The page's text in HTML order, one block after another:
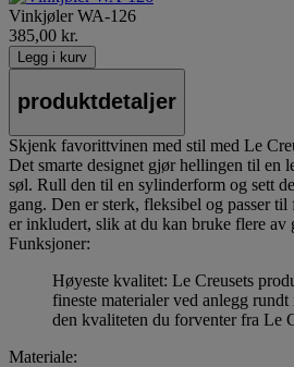
Vinkjøler WA-126
385,00 kr.
Legg i kurv
produktdetaljer
Skjenk favorittvinen med stil med Le
Det smarte designet gjør hellingen til en
søl. Rull den til en sylinderform og sett
gang. Den er sterk, fleksibel og passer
er inkludert, slik at du kan bruke flere av
Funksjoner:
Høyeste kvalitet: Le Creusets
fineste materialer ved anlegg
den kvaliteten du forventer fra Le
Materiale: